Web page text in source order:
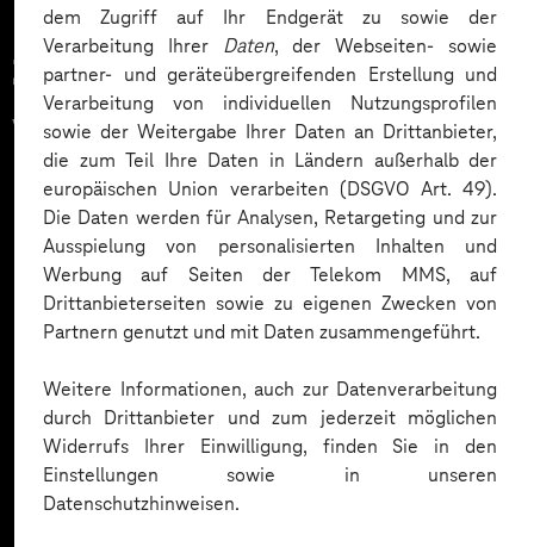
dem Zugriff auf Ihr Endgerät zu sowie der
Verarbeitung Ihrer Daten, der Webseiten- sowie
partner- und geräteübergreifenden Erstellung und
Verarbeitung von individuellen Nutzungsprofilen
sowie der Weitergabe Ihrer Daten an Drittanbieter,
die zum Teil Ihre Daten in Ländern außerhalb der
europäischen Union verarbeiten (DSGVO Art. 49).
Die Daten werden für Analysen, Retargeting und zur
Ausspielung von personalisierten Inhalten und
Werbung auf Seiten der Telekom MMS, auf
Drittanbieterseiten sowie zu eigenen Zwecken von
Partnern genutzt und mit Daten zusammengeführt.
Weitere Informationen, auch zur Datenverarbeitung
durch Drittanbieter und zum jederzeit möglichen
Widerrufs Ihrer Einwilligung, finden Sie in den
Einstellungen sowie in unseren
Datenschutzhinweisen.
Zahlreiche Unternehmen
vertrauen auf unsere
Expertise. Hier eine Auswahl: